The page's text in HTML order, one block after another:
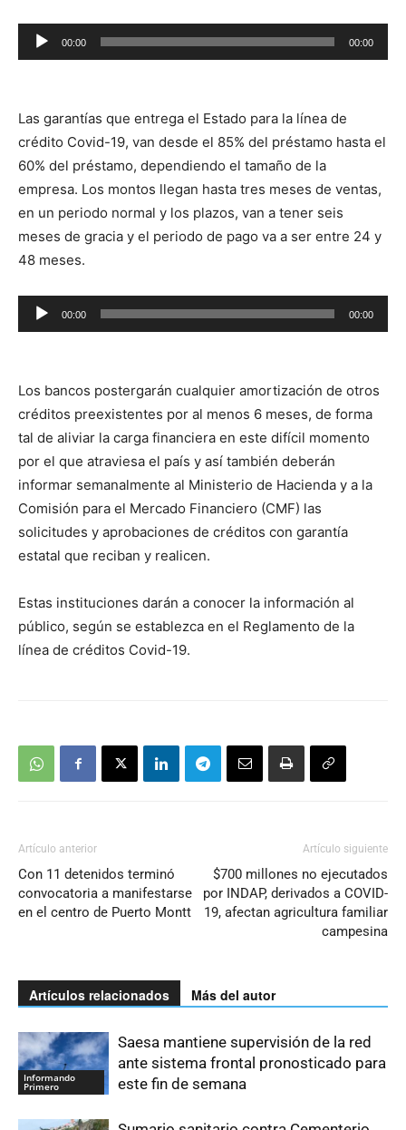
Reproductor
de
00:00 00:00
Las garantías que entrega el Estado para la línea de
crédito Covid-19, van desde el 85% del préstamo hasta el
60% del préstamo, dependiendo el tamaño de la
empresa. Los montos llegan hasta tres meses de ventas,
en un periodo normal y los plazos, van a tener seis
meses de gracia y el periodo de pago va a ser entre 24 y
48 meses.
Reproductor
de
00:00 00:00
Los bancos postergarán cualquier amortización de otros
créditos preexistentes por al menos 6 meses, de forma
tal de aliviar la carga financiera en este difícil momento
por el que atraviesa el país y así también deberán
informar semanalmente al Ministerio de Hacienda y a la
Comisión para el Mercado Financiero (CMF) las
solicitudes y aprobaciones de créditos con garantía
estatal que reciban y realicen.
Estas instituciones darán a conocer la información al
público, según se establezca en el Reglamento de la
línea de créditos Covid-19.
Artículo anterior
Con 11 detenidos terminó
convocatoria a manifestarse
en el centro de Puerto Montt
Artículo siguiente
$700 millones no ejecutados
por INDAP, derivados a COVID-
19, afectan agricultura familiar
campesina
Artículos relacionados Más del autor
Informando
Primero
Saesa mantiene supervisión de la red
ante sistema frontal pronosticado para
este fin de semana